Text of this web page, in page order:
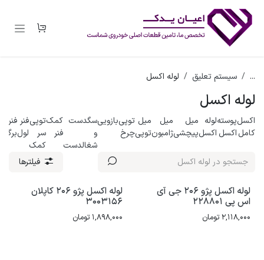
... سیستم تعلیق لوله اکسل
لوله اکسل
اکسل
کامل
پوسته
اکسل
لوله
اکسل
میل
پیچشی
میل
ژامبون
میل
توپی
توپی
چرخ
بازوییسگدست
و
شغالدست
کمک
فنر
توپی
سر
کمک
فنر
لول
فنر
برگی
فیلترها
لوله اکسل پژو 206 جی آی
اس پی 228801
2,118,000 تومان
لوله اکسل پژو 206 کاپلان
3003156
1,898,000 تومان